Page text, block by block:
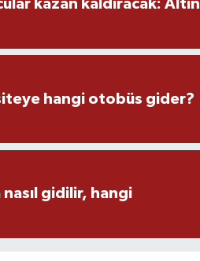
kazan kaldıracak: Altın
hangi otobüs gider?
gidilir, hangi